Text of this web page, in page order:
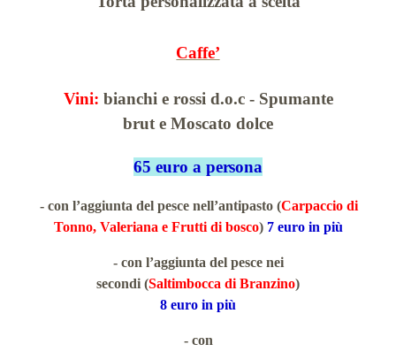
Caffe’
Vini: bianchi e rossi d.o.c - Spumante
brut e Moscatodolce
65 euro a persona
- con l’aggiunta del pesce nell’antipasto (Carpaccio di
Tonno, Valeriana e Frutti di bosco) 7 euro in più
- con l’aggiunta del pesce nei
secondi (Saltimbocca di Branzino)
8 euro in più
- con